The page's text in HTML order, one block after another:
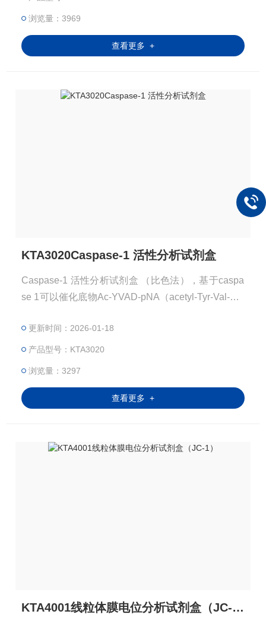
浏览量：3969
查看更多 +
KTA3020Caspase-1 活性分析试剂盒
Caspase-1 活性分析试剂盒 （比色法），基于caspa
se 1可以催化底物Ac-YVAD-pNA（acetyl-Tyr-Val-Ala
e），在405nm附近有强吸收，从而可以通过测定吸
光度来检测caspase 1的活性。
更新时间：2026-01-18
产品型号：KTA3020
浏览量：3297
查看更多 +
KTA4001线粒体膜电位分析试剂盒（JC-1）